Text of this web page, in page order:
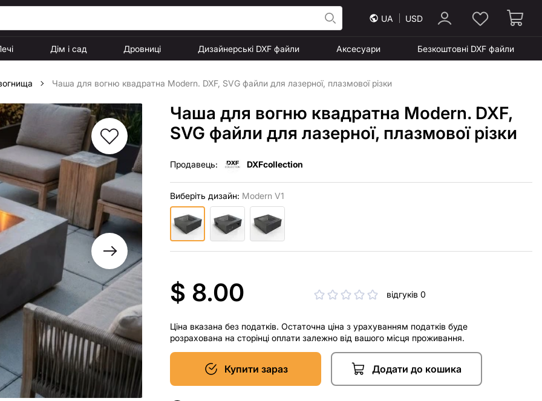
UA USD
Дім і сад Дровниці Дизайнерські DXF файли Аксесуари Безкоштовні DXF файли
Чаша для вогню квадратна Modern. DXF, SVG файли для лазерної, плазмової різки
Чаша для вогню квадратна Modern. DXF,
SVG файли для лазерної, плазмової різки
Продавець: DXFcollection
Виберіть дизайн: Modern V1
$ 8.00 відгуків 0
Ціна вказана без податків. Остаточна ціна з урахуванням податків буде
розрахована на сторінці оплати залежно від вашого місця проживання.
Купити зараз Додати до кошика